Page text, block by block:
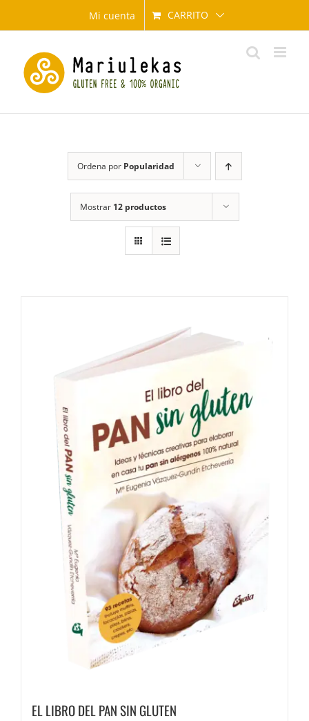
Mi cuenta CARRITO
Ordena por Popularidad
Mostrar 12 productos
EL LIBRO DEL PAN SIN GLUTEN